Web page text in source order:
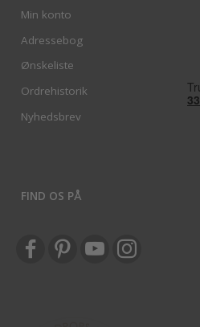
Min konto
Adressebog
Ønskeliste
Ordrehistorik
Nyhedsbrev
FIND OS PÅ